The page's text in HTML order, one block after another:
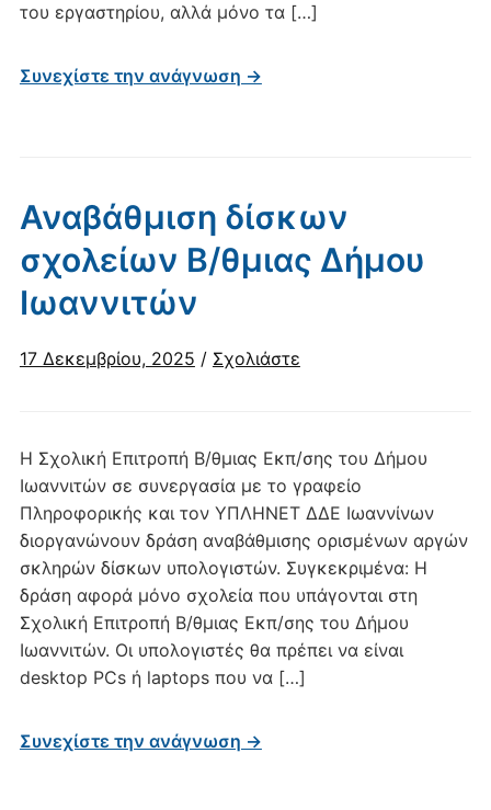
του εργαστηρίου, αλλά μόνο τα […]
Συνεχίστε την ανάγνωση →
Αναβάθμιση δίσκων
σχολείων Β/θμιας Δήμου
Ιωαννιτών
17 Δεκεμβρίου, 2025 / Σχολιάστε
Η Σχολική Επιτροπή Β/θμιας Εκπ/σης του Δήμου
Ιωαννιτών σε συνεργασία με το γραφείο
Πληροφορικής και τον ΥΠΛΗΝΕΤ ΔΔΕ Ιωαννίνων
διοργανώνουν δράση αναβάθμισης ορισμένων αργών
σκληρών δίσκων υπολογιστών. Συγκεκριμένα: Η
δράση αφορά μόνο σχολεία που υπάγονται στη
Σχολική Επιτροπή Β/θμιας Εκπ/σης του Δήμου
Ιωαννιτών. Οι υπολογιστές θα πρέπει να είναι
desktop PCs ή laptops που να […]
Συνεχίστε την ανάγνωση →